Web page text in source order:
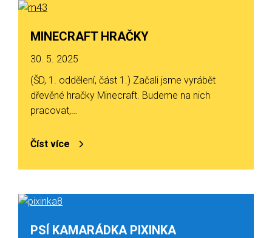
MINECRAFT HRAČKY
30. 5. 2025
(ŠD, 1. oddělení, část 1.) Začali jsme vyrábět
dřevěné hračky Minecraft. Budeme na nich
pracovat,…
Číst více
PSÍ KAMARÁDKA PIXINKA